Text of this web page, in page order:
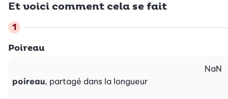
Et voici comment cela se fait
Poireau
poireau, partagé dans la longueur
NaN